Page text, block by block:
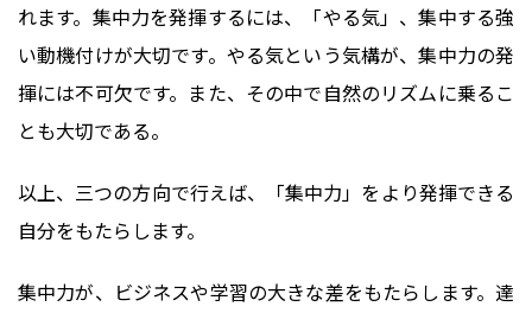
れます。集中力を発揮するには、「やる気」、集中する強
い動機付けが大切です。やる気という気構が、集中力の発
揮には不可欠です。また、その中で自然のリズムに乗るこ
とも大切である。
以上、三つの方向で行えば、「集中力」をより発揮できる
自分をもたらします。
集中力が、ビジネスや学習の大きな差をもたらします。達